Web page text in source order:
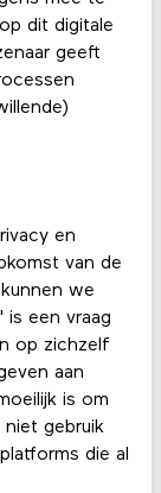
dit digitale
geeft
en
van de
we
een vraag
op zichzelf
aan
is om
niet gebruik
die al